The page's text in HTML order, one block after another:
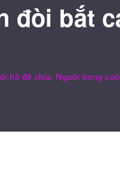
đòi bắt
hồ để chia: Người trong